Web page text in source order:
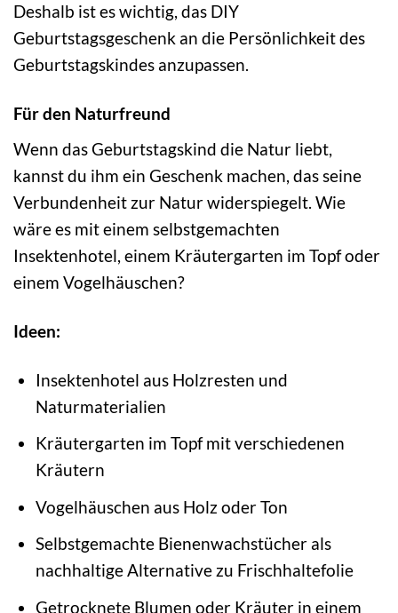
Deshalb ist es wichtig, das DIY
Geburtstagsgeschenk an die Persönlichkeit des
Geburtstagskindes anzupassen.
Für den Naturfreund
Wenn das Geburtstagskind die Natur liebt,
kannst du ihm ein Geschenk machen, das seine
Verbundenheit zur Natur widerspiegelt. Wie
wäre es mit einem selbstgemachten
Insektenhotel, einem Kräutergarten im Topf oder
einem Vogelhäuschen?
Ideen:
Insektenhotel aus Holzresten und
Naturmaterialien
Kräutergarten im Topf mit verschiedenen
Kräutern
Vogelhäuschen aus Holz oder Ton
Selbstgemachte Bienenwachstücher als
nachhaltige Alternative zu Frischhaltefolie
Getrocknete Blumen oder Kräuter in einem